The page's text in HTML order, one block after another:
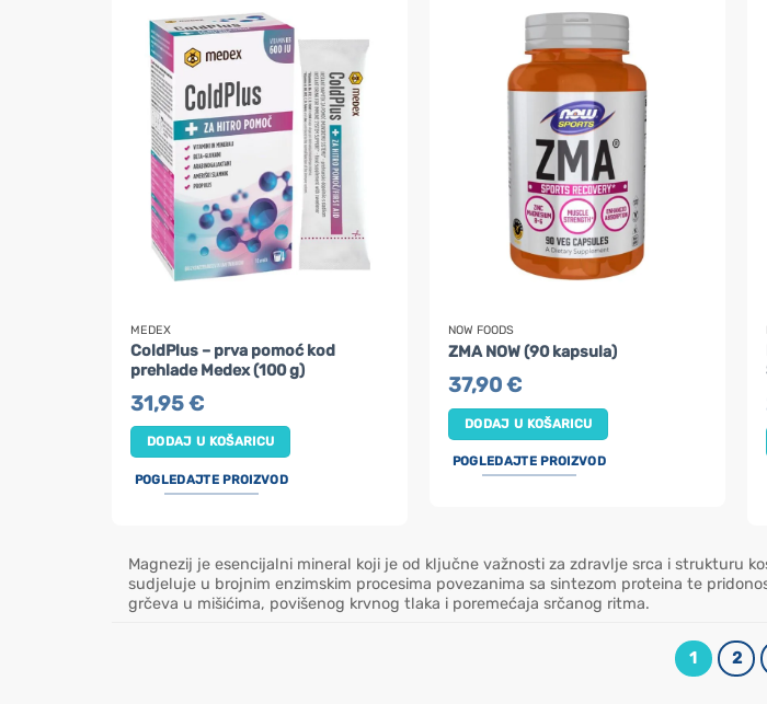
MEDEX
ColdPlus – prva pomoć kod
prehlade Medex (100 g)
31,95€
DODAJ U KOŠARICU
POGLEDAJTE PROIZVOD
NOW FOODS
ZMA NOW (90 kapsula)
37,90€
DODAJ U KOŠARICU
POGLEDAJTE PROIZVOD
Magnezij je esencijalni mineral koji je od ključne važnosti za zdravlje srca i strukturu
sudjeluje u brojnim enzimskim procesima povezanima sa sintezom proteina te
grčeva u mišićima, povišenog krvnog tlaka i poremećaja srčanog ritma.
1 2